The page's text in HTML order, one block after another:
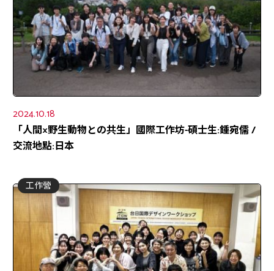
2024.10.18
「人間×野生動物との共生」國際工作坊-碩士生:鍾宛儒 /
交流地點:日本
工作營